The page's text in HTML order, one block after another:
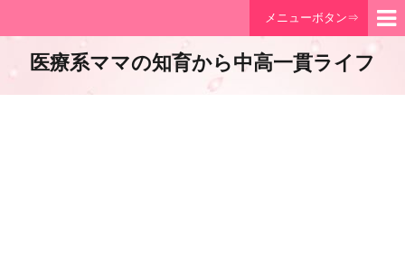
メニューボタン⇒
医療系ママの知育から中高一貫ライフ